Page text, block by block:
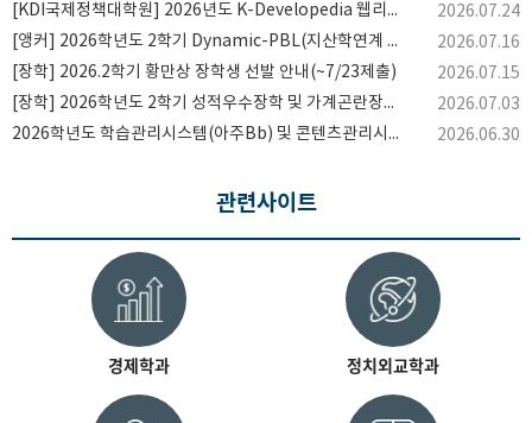
[KDI국제정책대학원] 2026년도 K-Developedia 웹리포트 공모 홍보
2026.07.24
[앵커] 2026학년도 2학기 Dynamic-PBL(지산학연계 PBL) 운영 지원사업 참여 학생 모집 안내
2026.07.16
[장학] 2026.2학기 황만상 장학생 선발 안내(~7/23제출)
2026.07.15
[장학] 2026학년도 2학기 성적우수장학 및 가계곤란장학 선발 안내
2026.07.03
2026학년도 학습관리시스템(아주Bb) 및 콘텐츠관리시스템(포트폴리오) 콘텐츠 삭제 안내
2026.06.30
관련사이트
경제학과 정치외교학과